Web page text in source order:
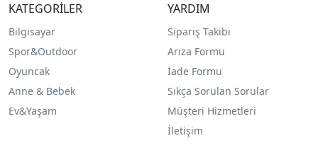
KATEGORİLER
Bilgisayar
Spor&Outdoor
Oyuncak
Anne & Bebek
Ev&Yaşam
YARDIM
Sipariş Takibi
Arıza Formu
İade Formu
Sıkça Sorulan Sorular
Müşteri Hizmetleri
İletişim